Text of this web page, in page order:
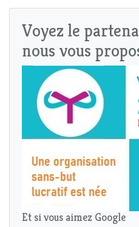
Voyez le
nous vous
Et si vous aimez Google